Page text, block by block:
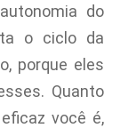
do
o ciclo da
porque eles
Quanto
você é,